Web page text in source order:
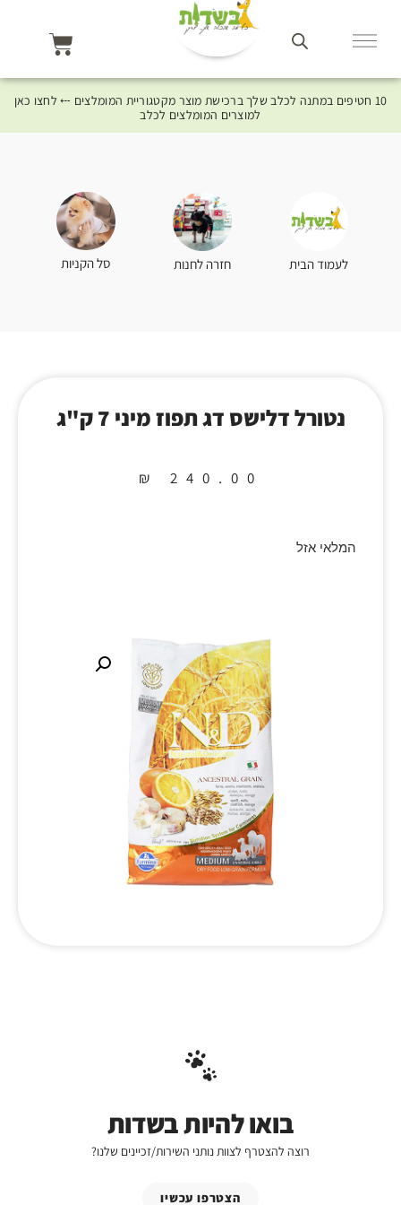
10 חטיפים במתנה לכלב שלך ברכישת מוצר מקטגוריית המומלצים ⤎ לחצו כאן
למוצרים המומלצים לכלב
לעמוד הבית חזרה לחנות סל הקניות
נטורל דלישס דג תפוז מיני 7 ק"ג
₪ 240.00
המלאי אזל
בואו להיות בשדות
רוצה להצטרף לצוות נותני השירות/זכיינים שלנו?
הצטרפו עכשיו